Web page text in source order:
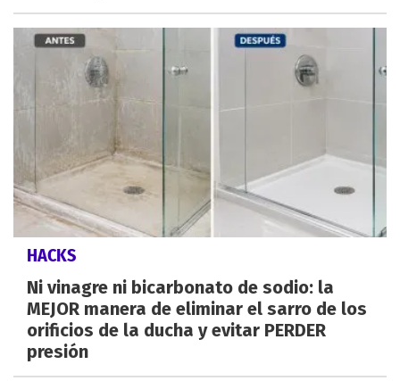
HACKS
Ni vinagre ni bicarbonato de sodio: la
MEJOR manera de eliminar el sarro de los
orificios de la ducha y evitar PERDER
presión